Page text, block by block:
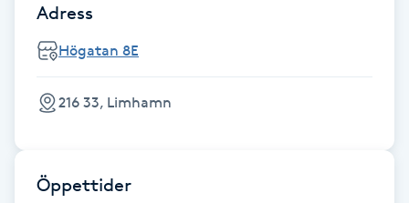
Fransförlängning Volym
Fransk manikyr
Fransrengöring
Adress
Högatan 8E
216 33, Limhamn
Öppettider